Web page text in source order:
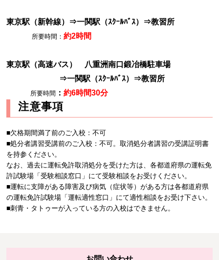
東京駅（新幹線）⇒一関駅（ｽｸｰﾙﾊﾞｽ）⇒教習所
所要時間：約2時間
東京駅（高速バス） 八重洲南口鍛冶橋駐車場
⇒一関駅（ｽｸｰﾙﾊﾞｽ）⇒教習所
所要時間 ：約6時間30分
注意事項
■欠格期間満了前のご入校：不可
■処分者講習受講前のご入校：不可。取消処分者講習の受講証明書
を持参ください。
なお、過去に運転免許取消処分を受けた方は、各都道府県の運転免
許試験場「受験相談窓口」にて受験相談をお受けください。
■運転に支障がある障害及び病気（症状等）がある方は各都道府県
の運転免許試験場「運転適性窓口」にて適性相談をお受け下さい。
■刺青・タトゥーが入っている方の入校はできません。